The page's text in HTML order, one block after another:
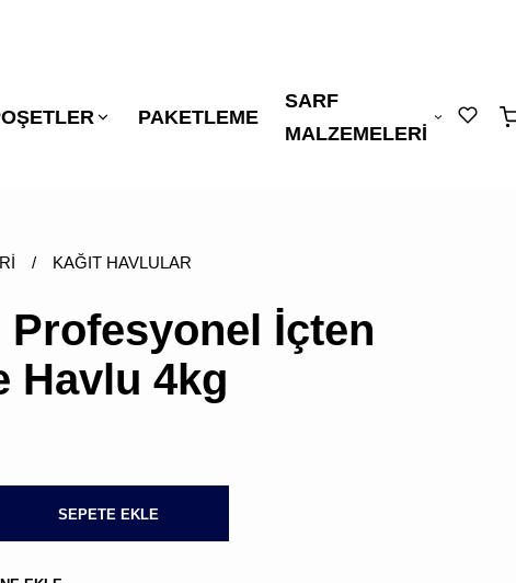
PAKETLEME
SARF
MALZEMELERİ
""
/ KAĞIT HAVLULAR
İçten
Havlu 4kg
SEPETE EKLE